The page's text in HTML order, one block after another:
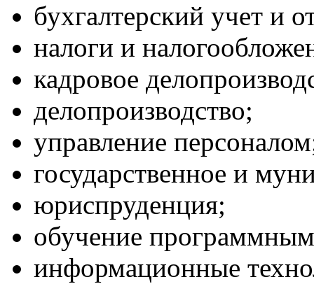
бухгалтерский учет и
налоги и
кадровое
делопроизводство;
управление
государственное и
юриспруденция;
обучение
информационные